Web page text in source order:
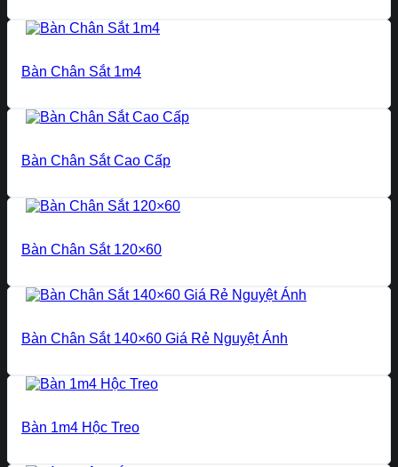
Bàn Chân Sắt 1m4
Bàn Chân Sắt Cao Cấp
Bàn Chân Sắt 120×60
Bàn Chân Sắt 140×60 Giá Rẻ Nguyệt Ánh
Bàn 1m4 Hộc Treo